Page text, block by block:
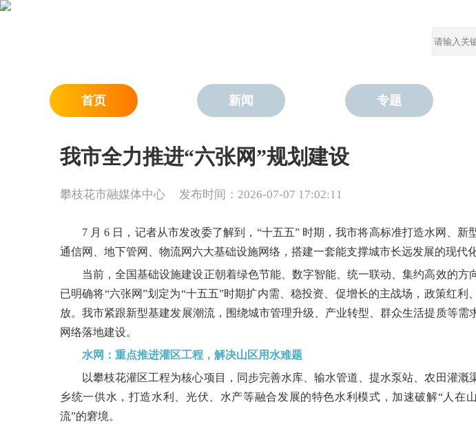
首页 新闻 专题
我市全力推进“六张网”规划建设
攀枝花市融媒体中心 发布时间：2026-07-07 17:02:11
7 月 6 日，记者从市发改委了解到，“十五五” 时期，我市将高标准打造水网、新
通信网、地下管网、物流网六大基础设施网络，搭建一套能支撑城市长远发展的现代
当前，全国基础设施建设正朝着绿色节能、数字智能、统一联动、集约高效的方
已明确将“六张网”划定为“十五五”时期扩内需、稳投资、促增长的主战场，政策红利
放。我市紧跟新型基建发展潮流，围绕城市管理升级、产业转型、群众生活提质等需
网络落地建设。
水网：重点推进灌区工程，解决山区用水难题
以攀枝花灌区工程为核心项目，同步完善水库、输水管道、提水泵站、农田灌溉
乡统一供水，打造水利、光伏、水产等融合发展的特色水利模式，加速破解“人在
流”的窘境。